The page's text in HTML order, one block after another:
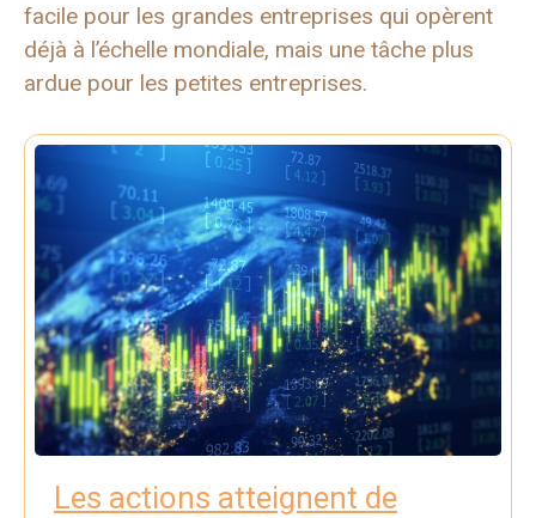
facile pour les grandes entreprises qui opèrent
déjà à l’échelle mondiale, mais une tâche plus
ardue pour les petites entreprises.
Les actions atteignent de